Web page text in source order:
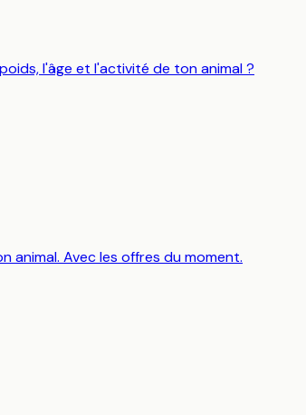
l'âge et l'activité de ton animal ?
animal. Avec les offres du moment.